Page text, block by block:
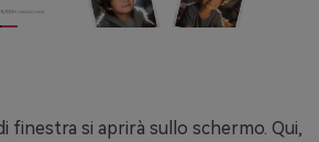
finestra si aprirà sullo schermo. Qui,